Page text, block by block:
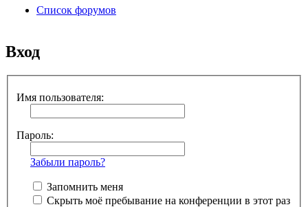
Список форумов
Вход
Имя пользователя:
Пароль:
Забыли пароль?
Запомнить меня
Скрыть моё пребывание на конференции в этот раз